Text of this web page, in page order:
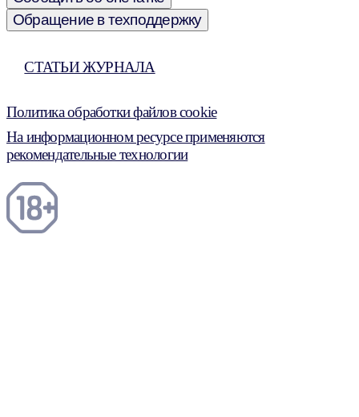
Обращение в техподдержку
СТАТЬИ ЖУРНАЛА
Политика обработки файлов cookie
На информационном ресурсе применяются
рекомендательные технологии